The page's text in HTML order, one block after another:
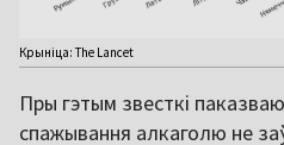
Крыніца: The Lancet
Пры гэтым звесткі
спажывання алкаголю не